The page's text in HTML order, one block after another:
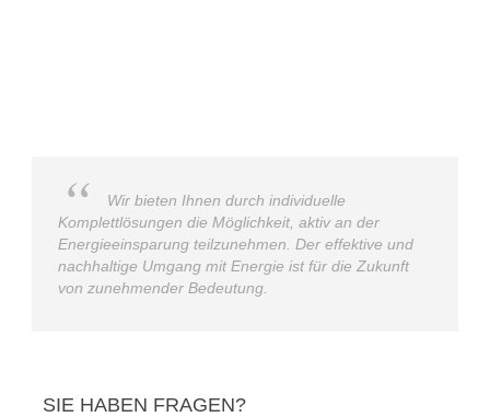
Wir bieten Ihnen durch individuelle
Komplettlösungen die Möglichkeit, aktiv an der
Energieeinsparung teilzunehmen. Der effektive und
nachhaltige Umgang mit Energie ist für die Zukunft
von zunehmender Bedeutung.
SIE HABEN FRAGEN?